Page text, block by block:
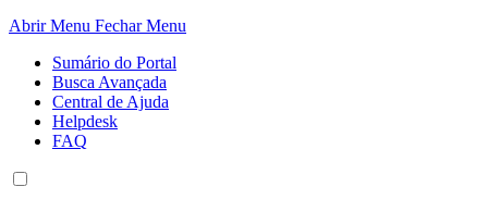
Abrir Menu Fechar Menu
Sumário do Portal
Busca Avançada
Central de Ajuda
Helpdesk
FAQ